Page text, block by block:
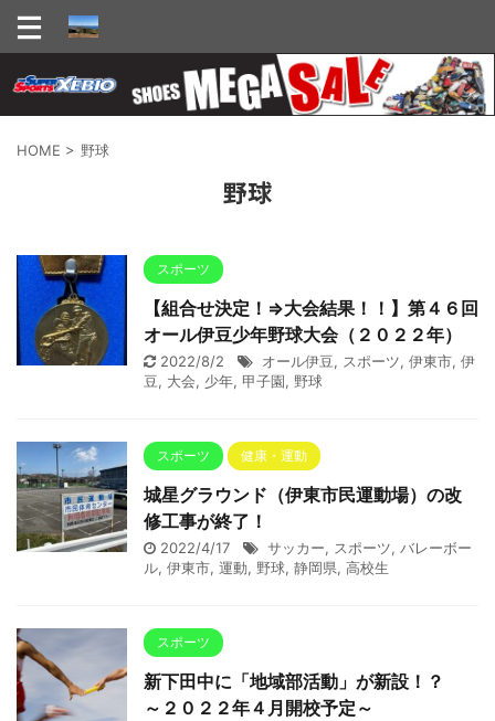
HOME > 野球
野球
スポーツ
【組合せ決定！⇒大会結果！！】第４６回
オール伊豆少年野球大会（２０２２年）
2022/8/2 オール伊豆, スポーツ, 伊東市, 伊
豆, 大会, 少年, 甲子園, 野球
スポーツ 健康・運動
城星グラウンド（伊東市民運動場）の改
修工事が終了！
2022/4/17 サッカー, スポーツ, バレーボー
ル, 伊東市, 運動, 野球, 静岡県, 高校生
スポーツ
新下田中に「地域部活動」が新設！？
～２０２２年４月開校予定～